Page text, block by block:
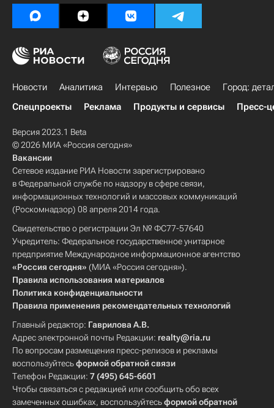
Новости Аналитика Интервью Полезное
Город:
Спецпроекты
Реклама Продукты и сервисы Пресс-
Версия 2023.1 Beta
© 2026 МИА «Россия сегодня»
Вакансии
Сетевое издание РИА Новости зарегистрировано
в Федеральной службе по надзору в сфере связи,
информационных технологий и массовых коммуникаций
(Роскомнадзор) 08 апреля 2014 года.
Свидетельство о регистрации Эл № ФС77-57640
Учредитель: Федеральное государственное унитарное
предприятие Международное информационное агентство
«Россия сегодня» (МИА «Россия сегодня»).
Правила использования материалов
Политика конфиденциальности
Правила применения рекомендательных технологий
Главный редактор: Гаврилова А.В.
Адрес электронной почты Редакции: realty@ria.ru
По вопросам размещения пресс-релизов и рекламы
воспользуйтесьформой обратной связи
Телефон Редакции: 7 (495) 645-6601
Чтобы связаться с редакцией или сообщить обо всех
замеченных ошибках, воспользуйтесьформой обратной